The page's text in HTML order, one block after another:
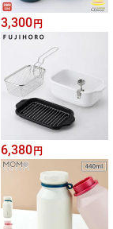
3,300円
6,380円